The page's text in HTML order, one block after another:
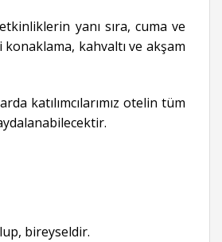
yanı sıra, cuma ve
kahvaltı ve akşam
katılımcılarımız otelin tüm
bireyseldir.